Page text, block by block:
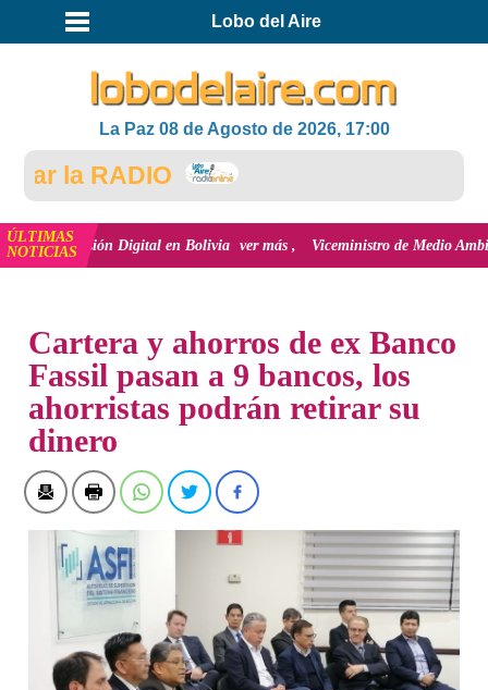
Lobo del Aire
La Paz 08 de Agosto de 2026, 17:00
la RADIO
ÚLTIMAS
NOTICIASDigital en Bolivia ver más Viceministro de Medio Ambiente,
Cartera y ahorros de ex Banco
Fassil pasan a 9 bancos, los
ahorristas podrán retirar su
dinero